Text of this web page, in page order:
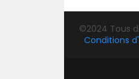
©2024 Tous
Conditions